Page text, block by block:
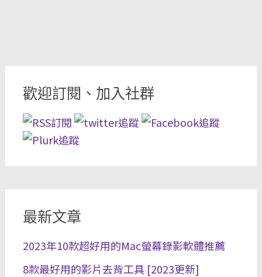
歡迎訂閱、加入社群
最新文章
2023年10款超好用的Mac螢幕錄影軟體推薦
8款最好用的影片去背工具 [2023更新]